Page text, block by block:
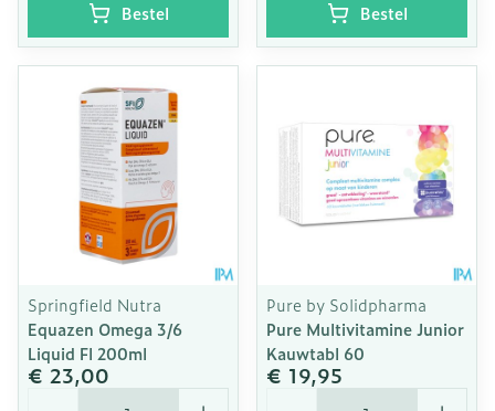
Bestel Bestel
Springfield Nutra
Equazen Omega 3/6
Liquid Fl 200ml
€ 23,00
Pure by Solidpharma
Pure Multivitamine Junior
Kauwtabl 60
€ 19,95